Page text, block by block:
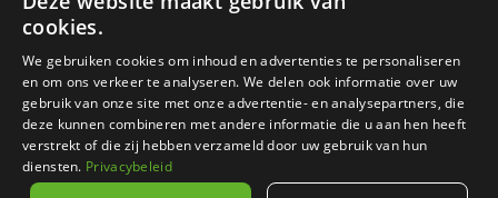
Privacy policy Disclaimer
cookies.
We gebruiken cookies om inhoud en advertenties te personaliseren
en om ons verkeer te analyseren. We delen ook informatie over uw
gebruik van onze site met onze advertentie- en analysepartners, die
deze kunnen combineren met andere informatie die u aan hen heeft
verstrekt of die zij hebben verzameld door uw gebruik van hun
diensten. Privacybeleid